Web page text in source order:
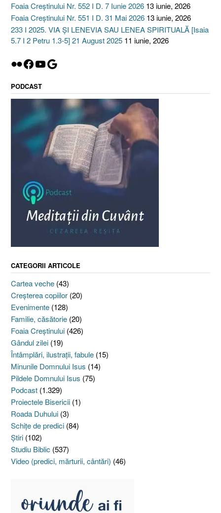
Foaia Creștinului Nr. 552 I D. 7 Iunie 2026 13 iunie, 2026
Foaia Creștinului Nr. 551 I D. 31 Mai 2026 13 iunie, 2026
233 I 2025. VIA ȘI LENEVIA SAU LENEA SPIRITUALĂ [Isaia
5.7 I 2 Petru 1.3-5] 21 August 2025 11 iunie, 2026
Flickr
Facebook
YouTube
Google
PODCAST
CATEGORII ARTICOLE
Cartea veche (43)
Creşterea copiilor (20)
Evenimente (128)
Familie, căsătorie (20)
Foaia Creştinului (426)
Gândul zilei (19)
Întâmplări, ilustraţii, fabule (15)
Minunile Domnului Isus (14)
Pildele Domnului Isus (75)
Podcast (1.329)
Proiectele Bisericii (1)
Roada Duhului (3)
Schiţe de predici (84)
Ştiri (102)
Studiu Biblic (537)
Video (predici, mărturii, cântări) (46)